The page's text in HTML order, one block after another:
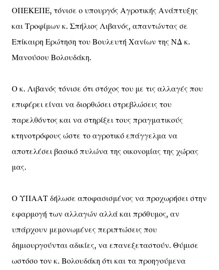
ΟΠΕΚΕΠΕ, τόνισε ο υπουργός Αγροτικής Ανάπτυξης
και Τροφίμων κ. Σπήλιος Λιβανός, απαντώντας σε
Επίκαιρη Ερώτηση του Βουλευτή Χανίων της ΝΔ κ.
Μανούσου Βολουδάκη.
Ο κ. Λιβανός τόνισε ότι στόχος του με τις αλλαγές που
επιφέρει είναι να διορθώσει στρεβλώσεις του
παρελθόντος και να στηρίξει τους πραγματικούς
κτηνοτρόφους ώστε το αγροτικό επάγγελμα να
αποτελέσει βασικό πυλώνα της οικονομίας της χώρας
μας.
Ο ΥΠΑΑΤ δήλωσε αποφασισμένος να προχωρήσει στην
εφαρμογή των αλλαγών αλλά και πρόθυμος, αν
υπάρχουν μεμονωμένες περιπτώσεις που
δημιουργούνται αδικίες, να επανεξεταστούν. Θύμισε
ωστόσο τον κ. Βολουδάκη ότι και τα προηγούμενα